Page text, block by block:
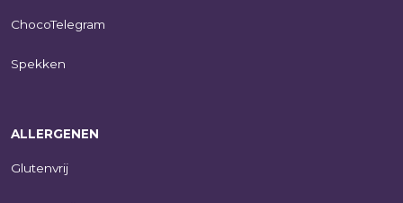
ChocoTelegram
Spekken
ALLERGENEN
Glutenvrij